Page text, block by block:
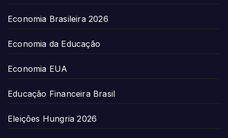
Economia Brasileira 2026
Economia da Educação
Economia EUA
Educação Financeira Brasil
Eleições Hungria 2026